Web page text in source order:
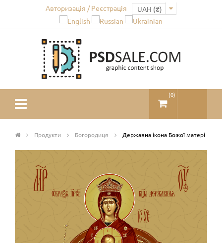
Авторизація / Реєстрація
(0)
Продукти Богородиця Державна ікона Божої матері